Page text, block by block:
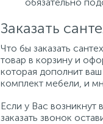
Заказать
Что бы заказать
товар в корзину и
которая дополнит
комплект мебели, и
Если у Вас
заказать звонок